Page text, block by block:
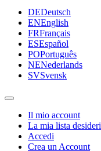
DEDeutsch
ENEnglish
FRFrançais
ESEspañol
POPortuguês
NENederlands
SVSvensk
Il mio account
La mia lista desideri
Accedi
Crea un Account